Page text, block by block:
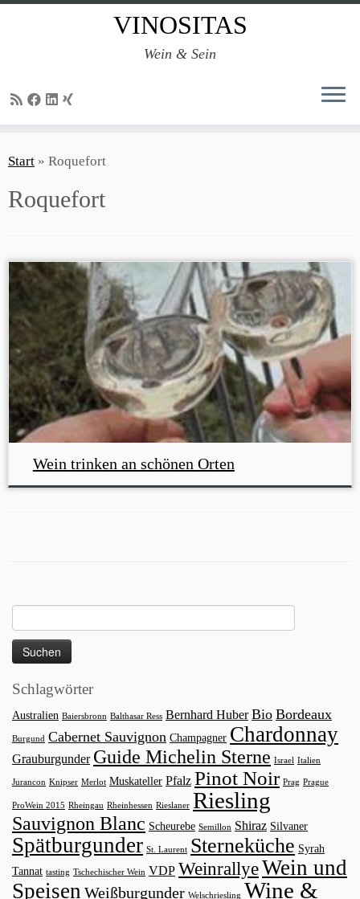
Inhalt
VINOSITAS
Wein & Sein
Start » Roquefort
Roquefort
Wein trinken an schönen Orten
nach:
Schlagwörter
Australien Baiersbronn Balthasar Ress Bernhard Huber Bio Bordeaux
Burgund Cabernet Sauvignon Champagner Chardonnay
Grauburgunder Guide Michelin Sterne Israel Italien
Jurancon Knipser Merlot Muskateller Pfalz Pinot Noir Prag Prague
ProWein 2015 Rheingau Rheinhessen Rieslaner Riesling
Sauvignon Blanc Scheurebe Semillon Shiraz Silvaner
Spätburgunder St. Laurent Sterneküche Syrah
Tannat tasting Tschechischer Wein VDP WeinrallyeWein und
Speisen Weißburgunder Welschriesling Wine &